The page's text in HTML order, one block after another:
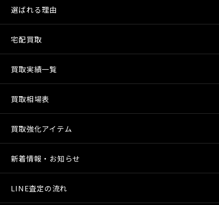
選ばれる理由
宅配買取
買取実績一覧
買取相場表
買取強化アイテム
新着情報・お知らせ
LINE査定の流れ